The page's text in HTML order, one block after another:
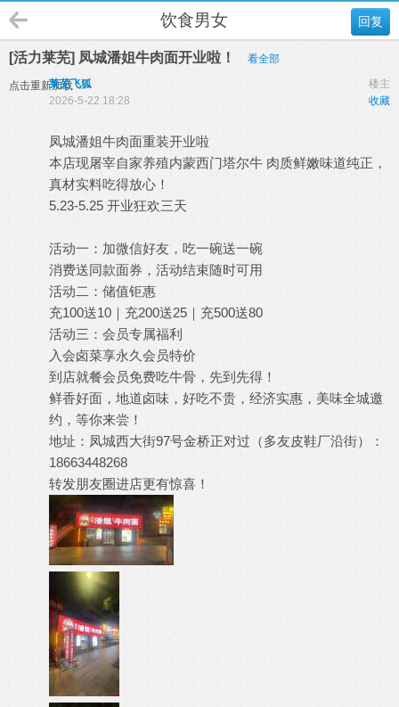
回复
饮食男女
[活力莱芜] 凤城潘姐牛肉面开业啦！ 看全部
点击重新加载 楼主
莱芜飞狐
收藏
2026-5-22 18:28
凤城潘姐牛肉面重装开业啦
本店现屠宰自家养殖内蒙西门塔尔牛 肉质鲜嫩味道纯正，
真材实料吃得放心！
5.23-5.25 开业狂欢三天
活动一：加微信好友，吃一碗送一碗
消费送同款面券，活动结束随时可用
活动二：储值钜惠
充100送10｜充200送25｜充500送80
活动三：会员专属福利
入会卤菜享永久会员特价
到店就餐会员免费吃牛骨，先到先得！
鲜香好面，地道卤味，好吃不贵，经济实惠，美味全城邀
约，等你来尝！
地址：凤城西大街97号金桥正对过（多友皮鞋厂沿街）：
18663448268
转发朋友圈进店更有惊喜！